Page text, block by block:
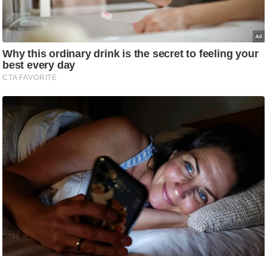
हॉ
ली
ड
फि
मी
क्षा
B
r
a
k
i